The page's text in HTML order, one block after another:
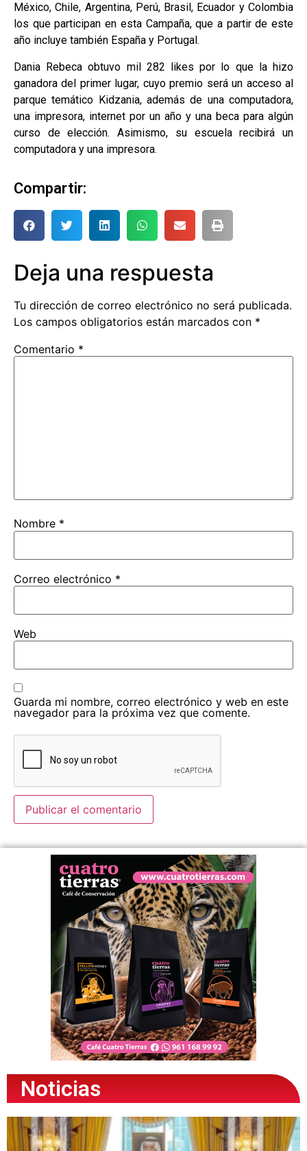
México, Chile, Argentina, Perú, Brasil, Ecuador y Colombia
los que participan en esta Campaña, que a partir de este
año incluye también España y Portugal.
Dania Rebeca obtuvo mil 282 likes por lo que la hizo
ganadora del primer lugar, cuyo premio será un acceso al
parque temático Kidzania, además de una computadora,
una impresora, internet por un año y una beca para algún
curso de elección. Asimismo, su escuela recibirá un
computadora y una impresora.
Compartir:
Deja una respuesta
Tu dirección de correo electrónico no será publicada.
Los campos obligatorios están marcados con *
Comentario *
Nombre *
Correo electrónico *
Web
Guarda mi nombre, correo electrónico y web en este
navegador para la próxima vez que comente.
Noticias